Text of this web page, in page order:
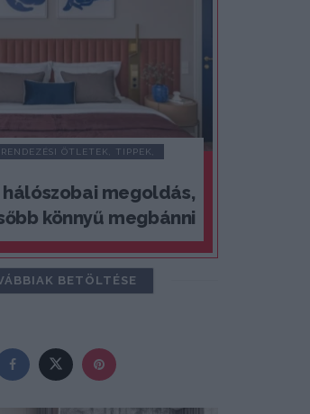
ÖTLETEK, TIPPEK,
megoldás,
könnyű megbánni
BETÖLTÉSE